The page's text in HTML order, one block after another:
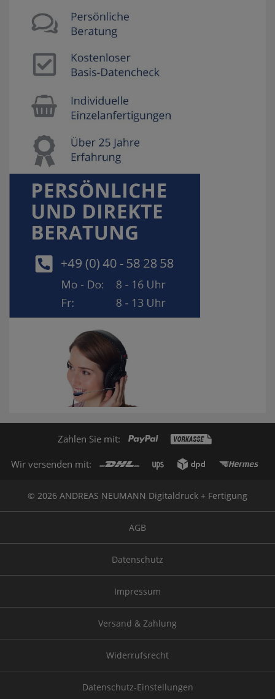
Metall ist unser Gemüse! – In unserer kleinen
Fertigungsabteilung können wir auch spezielle
Einzelanfertigungen in kleinen und großen Auflagen
produzieren.
weiteren hochwertigen Druckprodukten. Von XXL-
Drucken bis hin zu Messe- und Werbesystemen, für
Sollte Ihr Wunschprodukt widererwarten doch nicht
dabei sein, sprechen Sie uns einfach an, wir erstellen
Ihnen ein maßgeschneidertes Angebot.
Zahlen Sie mit:
Wir versenden mit:
© 2026 ANDREAS NEUMANN Digitaldruck + Fertigung
AGB
Datenschutz
Impressum
Versand & Zahlung
Widerrufsrecht
Datenschutz-Einstellungen